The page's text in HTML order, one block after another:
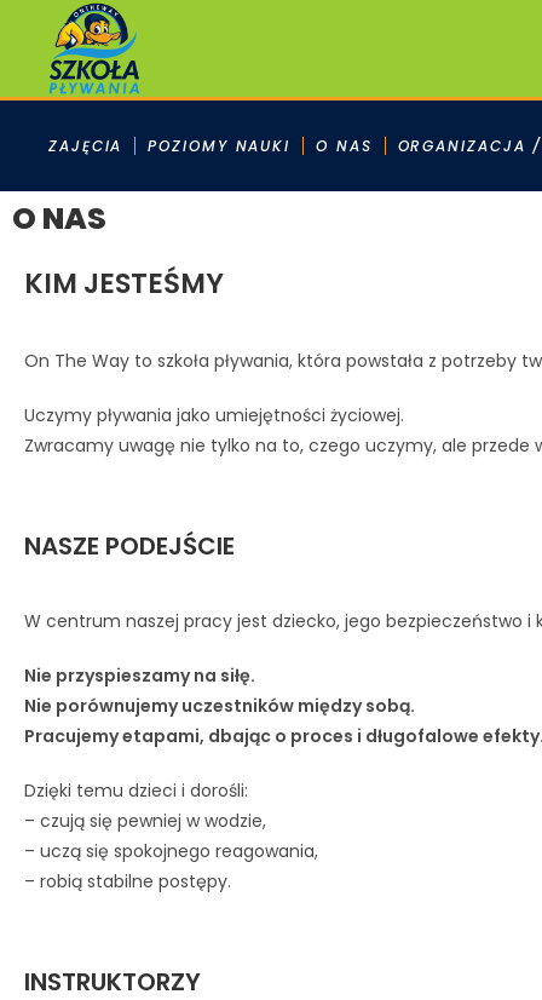
ZAJĘCIA POZIOMY NAUKI O NAS ORGANIZACJA
O NAS
KIM JESTEŚMY
On The Way to szkoła pływania, która powstała z potrzeby
Uczymy pływania jako umiejętności życiowej.
Zwracamy uwagę nie tylko na to, czego uczymy, ale przede
NASZE PODEJŚCIE
W centrum naszej pracy jest dziecko, jego bezpieczeństwo i
Nie przyspieszamy na siłę.
Nie porównujemy uczestników między sobą.
Pracujemy etapami, dbając o proces i długofalowe efekty.
Dzięki temu dzieci i dorośli:
– czują się pewniej w wodzie,
– uczą się spokojnego reagowania,
– robią stabilne postępy.
INSTRUKTORZY